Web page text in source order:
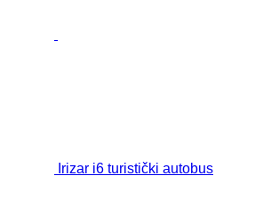
Irizar i6 turistički autobus